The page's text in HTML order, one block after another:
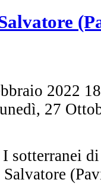
2022
27